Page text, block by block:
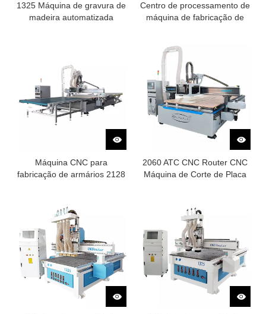
1325 Máquina de gravura de
madeira automatizada
Centro de processamento de
máquina de fabricação de
Máquina CNC para
fabricação de armários 2128
automáticos
2060 ATC CNC Router CNC
Máquina de Corte de Placa